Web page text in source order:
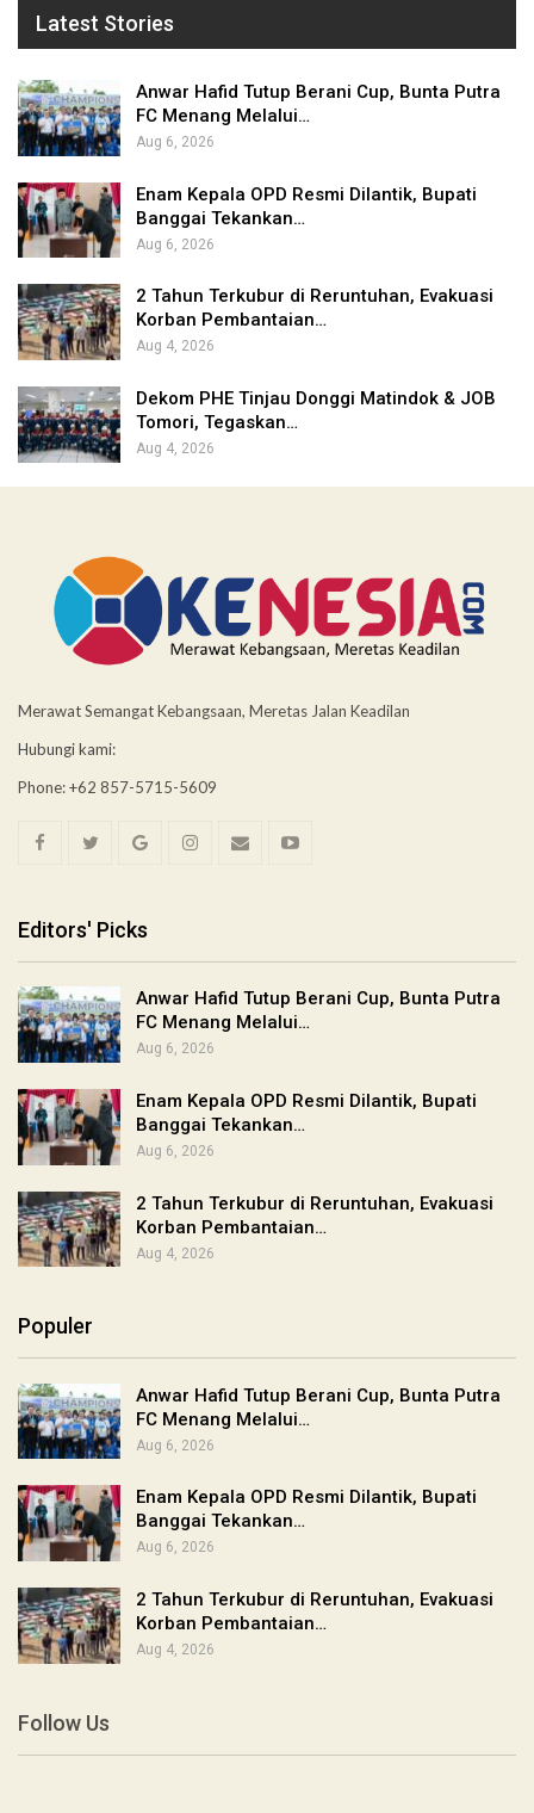
Latest Stories
Anwar Hafid Tutup Berani Cup, Bunta Putra
FC Menang Melalui…
Aug 6, 2026
Enam Kepala OPD Resmi Dilantik, Bupati
Banggai Tekankan…
Aug 6, 2026
2 Tahun Terkubur di Reruntuhan, Evakuasi
Korban Pembantaian…
Aug 4, 2026
Dekom PHE Tinjau Donggi Matindok & JOB
Tomori, Tegaskan…
Aug 4, 2026
Merawat Semangat Kebangsaan, Meretas Jalan Keadilan
Hubungi kami:
Phone: +62 857-5715-5609
Editors' Picks
Anwar Hafid Tutup Berani Cup, Bunta Putra
FC Menang Melalui…
Aug 6, 2026
Enam Kepala OPD Resmi Dilantik, Bupati
Banggai Tekankan…
Aug 6, 2026
2 Tahun Terkubur di Reruntuhan, Evakuasi
Korban Pembantaian…
Aug 4, 2026
Populer
Anwar Hafid Tutup Berani Cup, Bunta Putra
FC Menang Melalui…
Aug 6, 2026
Enam Kepala OPD Resmi Dilantik, Bupati
Banggai Tekankan…
Aug 6, 2026
2 Tahun Terkubur di Reruntuhan, Evakuasi
Korban Pembantaian…
Aug 4, 2026
Follow Us